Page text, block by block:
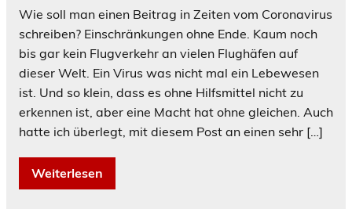
Wie soll man einen Beitrag in Zeiten vom Coronavirus
schreiben? Einschränkungen ohne Ende. Kaum noch
bis gar kein Flugverkehr an vielen Flughäfen auf
dieser Welt. Ein Virus was nicht mal ein Lebewesen
ist. Und so klein, dass es ohne Hilfsmittel nicht zu
erkennen ist, aber eine Macht hat ohne gleichen. Auch
hatte ich überlegt, mit diesem Post an einen sehr […]
Weiterlesen